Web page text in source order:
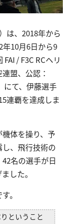
は、2018年から
10月6日から9
/ F3C RCヘリ
盟、公認：
にて、伊藤選手
連覇を達成しま
体を操り、予
、飛行技術の
名の選手が日
した。
。
ということ